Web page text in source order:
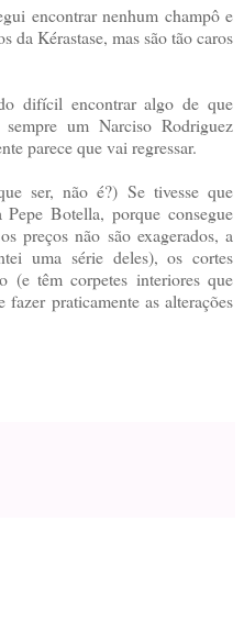
encontrar nenhum champô e
da Kérastase, mas são tão caros
difícil encontrar algo de que
um Narciso Rodriguez
parece que vai regressar.
ser, não é?) Se tivesse que
Botella, porque consegue
preços não são exagerados, a
uma série deles), os cortes
(e têm corpetes interiores que
praticamente as alterações